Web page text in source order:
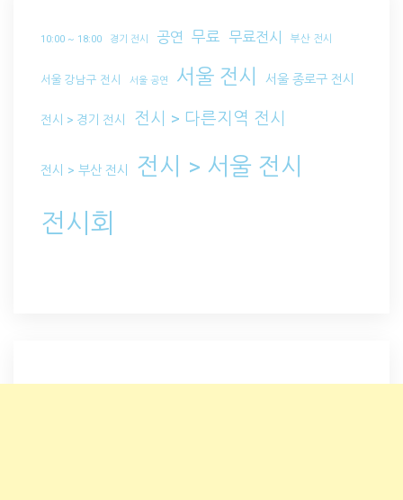
10:00 ~ 18:00 경기 전시 공연 무료 무료전시 부산 전시
서울 강남구 전시 서울 공연 서울 전시 서울 종로구 전시
전시 > 경기 전시 전시 > 다른지역 전시
전시 > 부산 전시 전시 > 서울 전시
전시회